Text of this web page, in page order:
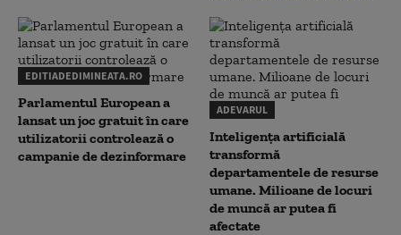
EDITIADEDIMINEATA.RO
Parlamentul European a
lansat un joc gratuit în care
utilizatorii controlează o
campanie de dezinformare
ADEVARUL
Inteligența artificială
transformă
departamentele de resurse
umane. Milioane de locuri
de muncă ar putea fi
afectate